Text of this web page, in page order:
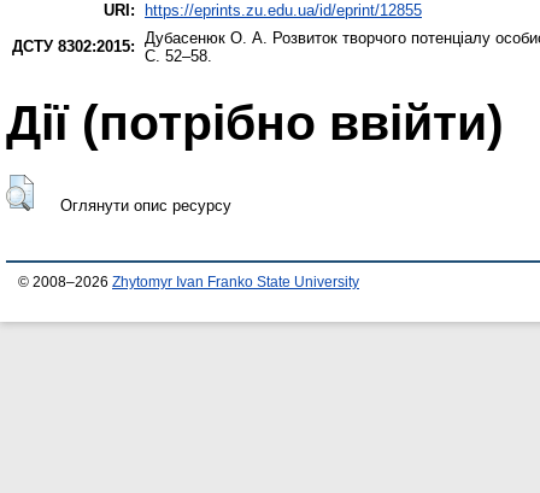
URI:
https://eprints.zu.edu.ua/id/eprint/12855
ДСТУ 8302:2015: Дубасенюк О. А. Розвиток творчого потенціалу
С. 52–58.
Дії ​​(потрібно ввійти)
Оглянути опис ресурсу
© 2008–2026 Zhytomyr Ivan Franko State University